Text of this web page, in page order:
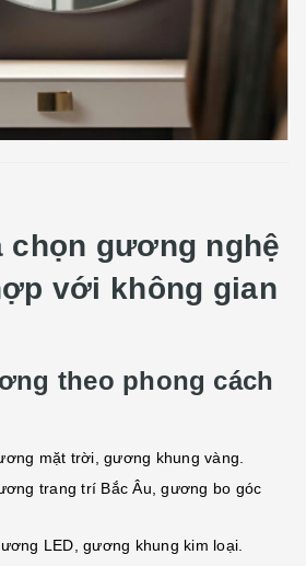
chọn gương nghệ
với không gian
theo phong cách
mặt trời, gương khung vàng.
trang trí Bắc Âu, gương bo góc
LED, gương khung kim loại.